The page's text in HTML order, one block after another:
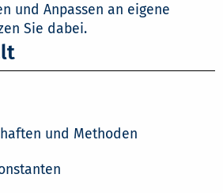
und Anpassen an eigene
Sie dabei.
und Methoden